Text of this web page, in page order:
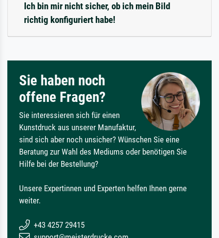
Ich bin mir nicht sicher, ob ich mein Bild
richtig konfiguriert habe!
Sie haben noch
offene Fragen?
Sie interessieren sich für einen
Kunstdruck aus unserer Manufaktur,
sind sich aber noch unsicher? Wünschen Sie eine
Beratung zur Wahl des Mediums oder benötigen Sie
Hilfe bei der Bestellung?
Unsere Expertinnen und Experten helfen Ihnen gerne
weiter.
+43 4257 29415